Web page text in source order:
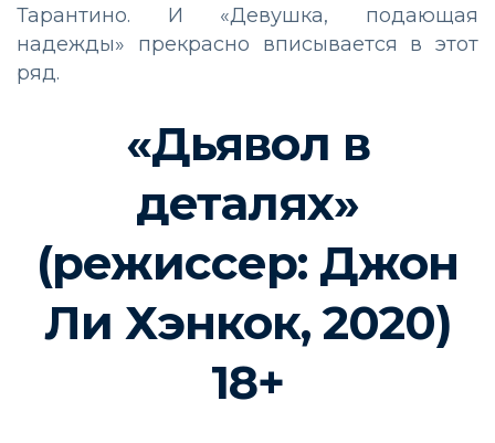
Тарантино. И «Девушка, подающая
надежды» прекрасно вписывается в этот
ряд.
«Дьявол в
деталях»
(режиссер: Джон
Ли Хэнкок, 2020)
18+